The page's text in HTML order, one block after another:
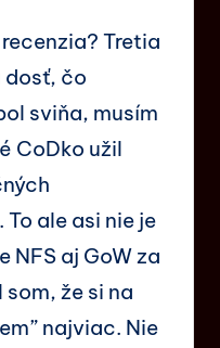
Tretia
dosť, čo
sviňa, musím
CoDko užil
ale asi nie je
NFS aj GoW za
že si na
najviac. Nie